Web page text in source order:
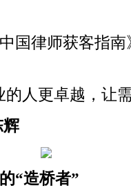
国律师获客指
的人更卓越，让
辉
“造桥者”